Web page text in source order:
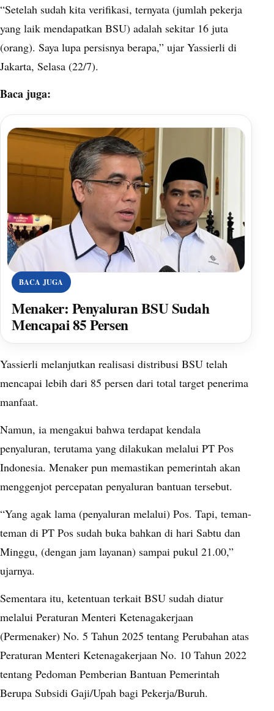
“Setelah sudah kita verifikasi, ternyata (jumlah pekerja
yang laik mendapatkan BSU) adalah sekitar 16 juta
(orang). Saya lupa persisnya berapa,” ujar Yassierli di
Jakarta, Selasa (22/7).
Baca juga:
BACA JUGA
Menaker: Penyaluran BSU Sudah
Mencapai 85 Persen
Yassierli melanjutkan realisasi distribusi BSU telah
mencapai lebih dari 85 persen dari total target penerima
manfaat.
Namun, ia mengakui bahwa terdapat kendala
penyaluran, terutama yang dilakukan melalui PT Pos
Indonesia. Menaker pun memastikan pemerintah akan
menggenjot percepatan penyaluran bantuan tersebut.
“Yang agak lama (penyaluran melalui) Pos. Tapi, teman-
teman di PT Pos sudah buka bahkan di hari Sabtu dan
Minggu, (dengan jam layanan) sampai pukul 21.00,”
ujarnya.
Sementara itu, ketentuan terkait BSU sudah diatur
melalui Peraturan Menteri Ketenagakerjaan
(Permenaker) No. 5 Tahun 2025 tentang Perubahan atas
Peraturan Menteri Ketenagakerjaan No. 10 Tahun 2022
tentang Pedoman Pemberian Bantuan Pemerintah
Berupa Subsidi Gaji/Upah bagi Pekerja/Buruh.